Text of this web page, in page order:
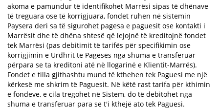
akoma e pamundur të identifikohet Marrësi sipas të dhënave
të treguara ose të korrigjuara, fondet ruhen në sistemin
Paysera deri sa të sigurohet pagesa e paguesit ose kontakti i
Marrësit dhe të dhëna shtesë që lejojnë të kreditojnë fondet
tek Marrësi (pas debitimit të tarifës për specifikimin ose
korrigjimin e Urdhrit të Pagesës nga shuma e transferuar
përpara se ta kreditoni atë në llogarinë e Klientit-Marrës).
Fondet e tilla gjithashtu mund të kthehen tek Paguesi me një
kërkesë me shkrim të Paguesit. Në këtë rast tarifa për kthimin
e fondeve, e cila tregohet në Sistem, do të debitohet nga
shuma e transferuar para se t'i kthejë ato tek Paguesi.